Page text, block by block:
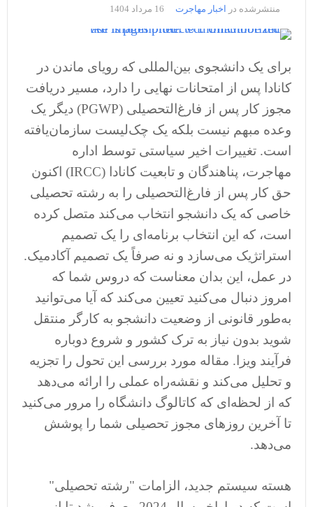
منتشرشده در اخبار مهاجرت 16 مرداد 1404
برای یک دانشجوی بین‌المللی که رویای ماندن در
کانادا پس از امتحانات نهایی را دارد، مسیر دریافت
مجوز کار پس از فارغ‌التحصیلی (PGWP) دیگر یک
وعده مبهم نیست بلکه یک چک‌لیست سازمان‌یافته
است. تغییرات اخیر سیاستی توسط اداره
مهاجرت، پناهندگان و تابعیت کانادا (IRCC) اکنون
حق کار پس از فارغ‌التحصیلی را به رشته تحصیلی
خاصی که یک دانشجو انتخاب می‌کند متصل کرده
است، که این انتخاب برنامه‌ای را یک تصمیم
استراتژیک می‌سازد و نه صرفاً یک تصمیم آکادمیک.
در عمل، این بدان معناست که دروس شما که
امروز دنبال می‌کنید تعیین می‌کند که آیا می‌توانید
به‌طور قانونی از وضعیت دانشجو به کارگر منتقل
شوید بدون نیاز به ترک کشور و شروع دوباره
فرآیند ویزا. مقاله مورد بررسی این تحول را تجزیه
و تحلیل می‌کند و نقشه‌راه عملی را ارائه می‌دهد
که از لحظه‌ای که کاتالوگ دانشگاه را مرور می‌کنید
تا آخرین روزهای مجوز تحصیلی شما را پوشش
می‌دهد.
هسته سیستم جدید، الزامات "رشته تحصیلی"